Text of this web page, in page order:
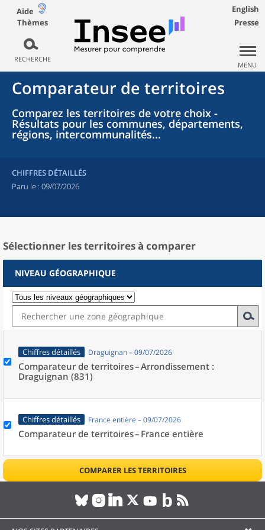
Aide
Thèmes
RECHERCHE
English
Presse
MENU
Comparateur de territoires
Comparez les territoires de votre choix -
Résultats pour les communes, départements,
régions, intercommunalités...
CHIFFRES DÉTAILLÉS
Paru le : 09/07/2026
Sélectionner les territoires à comparer
NIVEAU GÉOGRAPHIQUE
Chiffres détaillés Draguignan – 09/07/2026
Comparateur de territoires –Arrondissement :
Draguignan (831)
Chiffres détaillés France entière – 09/07/2026
Comparateur de territoires – France entière
COMPARER LES TERRITOIRES